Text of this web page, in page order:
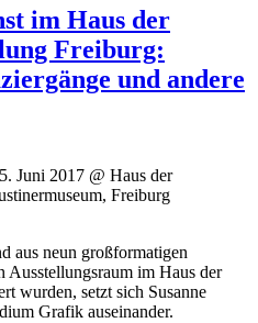
im Haus der
Freiburg:
und andere
Juni 2017 @ Haus der
Freiburg
aus neun großformatigen
Ausstellungsraum im Haus der
wurden, setzt sich Susanne
Grafik auseinander.